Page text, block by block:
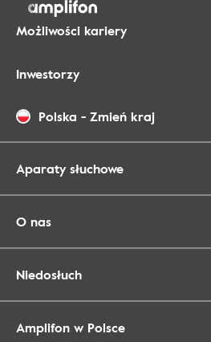
Możliwości kariery
Inwestorzy
Polska - Zmień kraj
Aparaty słuchowe
O nas
Niedosłuch
Amplifon w Polsce